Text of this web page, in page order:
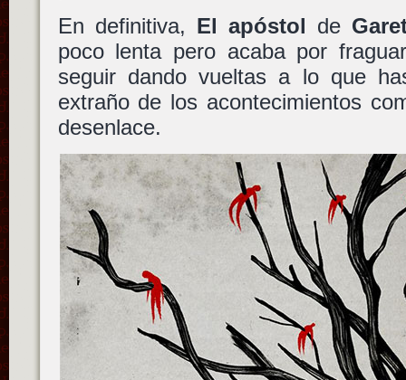
En definitiva, El apóstol de
poco lenta pero acaba por
seguir dando vueltas a lo que
extraño de los acontecimientos
desenlace.